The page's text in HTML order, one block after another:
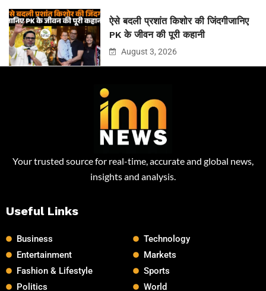
ऐसे बदली प्रशांत किशोर की जिंदगीजानिए
PK के जीवन की पूरी कहानी
August 3, 2026
Your trusted source for real-time, accurate and global news,
insights and analysis.
Useful Links
Business
Entertainment
Fashion & Lifestyle
Politics
Technology
Markets
Sports
World